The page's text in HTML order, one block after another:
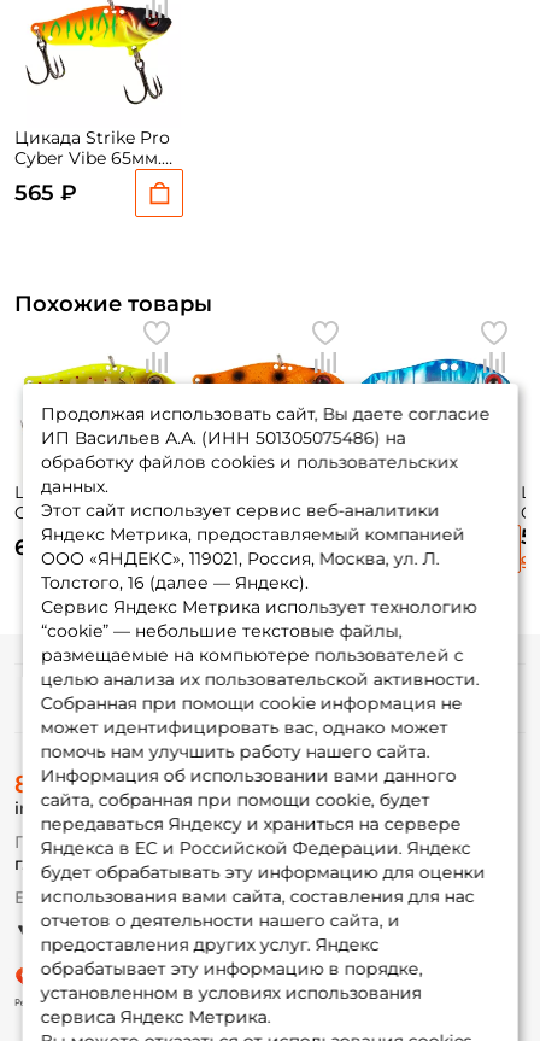
Цикада Strike Pro
Cyber Vibe 65мм.
565 ₽
Похожие товары
Цикада Strike Pro
Cyber Vibe 55мм.
17гр. #A190ES
600 ₽
Cyber Vibe 55мм.
17гр. #C662F
610 ₽
Gomoku Ultra
Blade #05 3,5см.
5гр. #BLPK
580 ₽
965 ₽
Продолжая использовать сайт, Вы даете согласие
ИП Васильев А.А. (ИНН 501305075486) на
обработку файлов cookies и пользовательских
данных.
Этот сайт использует сервис веб-аналитики
Яндекс Метрика, предоставляемый компанией
ООО «ЯНДЕКС», 119021, Россия, Москва, ул. Л.
Толстого, 16 (далее — Яндекс).
Сервис Яндекс Метрика использует технологию
“cookie” — небольшие текстовые файлы,
размещаемые на компьютере пользователей с
целью анализа их пользовательской активности.
Собранная при помощи cookie информация не
может идентифицировать вас, однако может
помочь нам улучшить работу нашего сайта.
Информация об использовании вами данного
сайта, собранная при помощи cookie, будет
передаваться Яндексу и храниться на сервере
Яндекса в ЕС и Российской Федерации. Яндекс
будет обрабатывать эту информацию для оценки
использования вами сайта, составления для нас
отчетов о деятельности нашего сайта, и
предоставления других услуг. Яндекс
обрабатывает эту информацию в порядке,
установленном в условиях использования
сервиса Яндекс Метрика.
Информация
О магазине
Доставка
Оплата
Fox-bonus
Гуру
Партнерская программа
8 (495) 532-77-88
info@foxfishing.ru
По вопросам с заказом
г. Москва, ул. Плеханова д.7
Ежедневно 10:00 до 20:00